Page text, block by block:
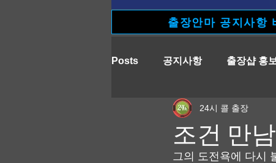
출장안마 공지사항
Posts 공지사항 출장샵 홍
조건 만
24시 콜 출장
그의 도전욕에 다시